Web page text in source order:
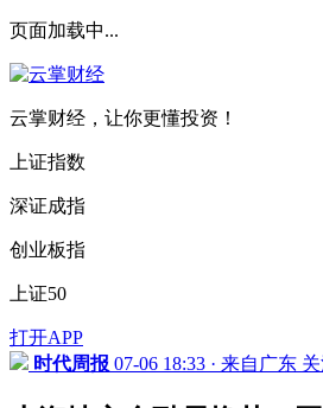
页面加载中...
云掌财经，让你更懂投资！
上证指数
深证成指
创业板指
上证50
打开APP
时代周报 07-06 18:33 · 来自广东